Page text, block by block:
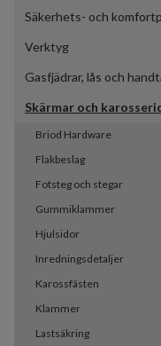
Säkerhets- och
Verktyg
Gasfjädrar, lås och
Skärmar och
Briod Hardware
Flakbeslag
Fotsteg och stegar
Gummiklammer
Hjulsidor
Inredningsdetaljer
Karossfästen
Klammer
Lastsäkring